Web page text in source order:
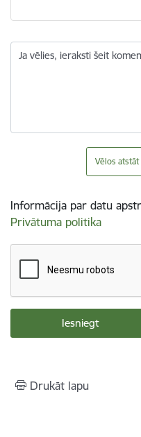
Ja vēlies, ieraksti šeit
Vēlos atstāt
Informācija par datu
Privātuma politika
Drukāt lapu